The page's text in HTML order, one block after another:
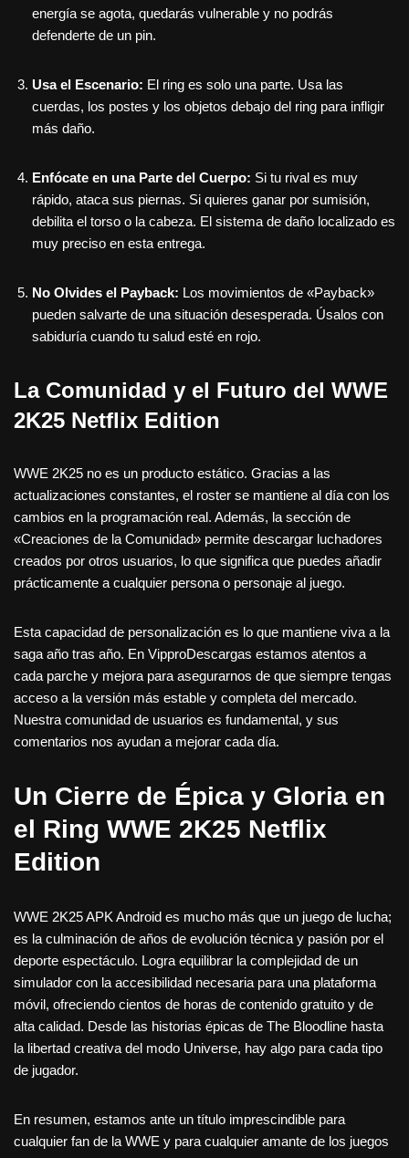
energía se agota, quedarás vulnerable y no podrás
defenderte de un pin.
Usa el Escenario: El ring es solo una parte. Usa las
cuerdas, los postes y los objetos debajo del ring para infligir
más daño.
Enfócate en una Parte del Cuerpo: Si tu rival es muy
rápido, ataca sus piernas. Si quieres ganar por sumisión,
debilita el torso o la cabeza. El sistema de daño localizado es
muy preciso en esta entrega.
No Olvides el Payback: Los movimientos de «Payback»
pueden salvarte de una situación desesperada. Úsalos con
sabiduría cuando tu salud esté en rojo.
La Comunidad y el Futuro del WWE
2K25 Netflix Edition
WWE 2K25 no es un producto estático. Gracias a las
actualizaciones constantes, el roster se mantiene al día con los
cambios en la programación real. Además, la sección de
«Creaciones de la Comunidad» permite descargar luchadores
creados por otros usuarios, lo que significa que puedes añadir
prácticamente a cualquier persona o personaje al juego.
Esta capacidad de personalización es lo que mantiene viva a la
saga año tras año. En VipproDescargas estamos atentos a
cada parche y mejora para asegurarnos de que siempre tengas
acceso a la versión más estable y completa del mercado.
Nuestra comunidad de usuarios es fundamental, y sus
comentarios nos ayudan a mejorar cada día.
Un Cierre de Épica y Gloria en
el Ring WWE 2K25 Netflix
Edition
WWE 2K25 APK Android es mucho más que un juego de lucha;
es la culminación de años de evolución técnica y pasión por el
deporte espectáculo. Logra equilibrar la complejidad de un
simulador con la accesibilidad necesaria para una plataforma
móvil, ofreciendo cientos de horas de contenido gratuito y de
alta calidad. Desde las historias épicas de The Bloodline hasta
la libertad creativa del modo Universe, hay algo para cada tipo
de jugador.
En resumen, estamos ante un título imprescindible para
cualquier fan de la WWE y para cualquier amante de los juegos